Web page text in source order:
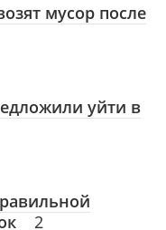
мусор после
уйти в
2